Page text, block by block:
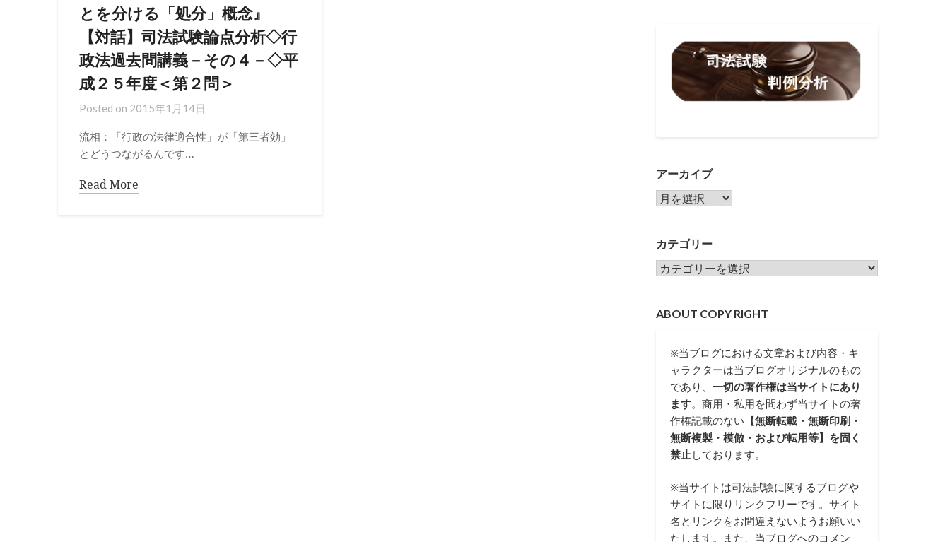
とを分ける「処分」概念』
【対話】司法試験論点分析◇行
政法過去問講義－その４－◇平
成２５年度＜第２問＞
Posted on 2015年1月14日
流相：「行政の法律適合性」が「第三者効」
とどうつながるんです…
Read More
アーカイブ
アーカイブ
カテゴリー
カテゴリー
ABOUT COPY RIGHT
※当ブログにおける文章および内容・キ
ャラクターは当ブログオリジナルのもの
であり、 一切の著作権は当サイトにあり
ます。商用・私用を問わず当サイトの著
作権記載のない 【無断転載・無断印刷・
無断複製・模倣・および転用等】を固く
禁止 しております。
※当サイトは司法試験に関するブログや
サイトに限りリンクフリーです。サイト
名とリンクをお間違えないようお願いい
たします。また、当ブログへのコメン